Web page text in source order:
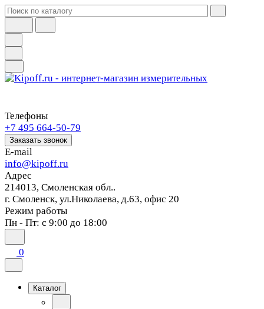
Телефоны
+7 495 664-50-79
Заказать звонок
E-mail
info@kipoff.ru
Адрес
214013, Смоленская обл..
г. Смоленск, ул.Николаева, д.63, офис 20
Режим работы
Пн - Пт: с 9:00 до 18:00
0
Каталог